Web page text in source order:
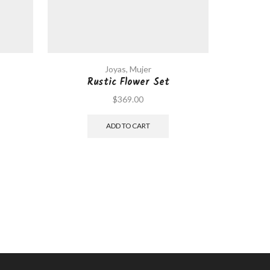
Joyas, Mujer
Rustic Flower Set
$369.00
ADD TO CART